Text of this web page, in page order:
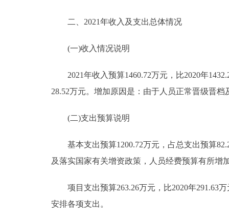
二、2021年收入及支出总体情况
(一)收入情况说明
2021年收入预算1460.72万元，比2020年
28.52万元。增加原因是：由于人员正常晋级晋
(二)支出预算说明
基本支出预算1200.72万元，占总支出预算
及落实国家有关增资政策，人员经费预算有所增
项目支出预算263.26万元，比2020年291.63万
安排各项支出。